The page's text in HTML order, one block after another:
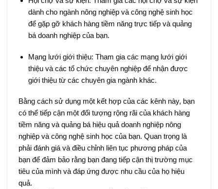
dành cho ngành nông nghiệp và công nghệ sinh học
để gặp gỡ khách hàng tiềm năng trực tiếp và quảng
bá doanh nghiệp của bạn.
Mạng lưới giới thiệu: Tham gia các mạng lưới giới
thiệu và các tổ chức chuyên nghiệp để nhận được
giới thiệu từ các chuyên gia ngành khác.
Bằng cách sử dụng một kết hợp của các kênh này, bạn
có thể tiếp cận một đối tượng rộng rãi của khách hàng
tiềm năng và quảng bá hiệu quả doanh nghiệp nông
nghiệp và công nghệ sinh học của bạn. Quan trọng là
phải đánh giá và điều chỉnh liên tục phương pháp của
bạn để đảm bảo rằng bạn đang tiếp cận thị trường mục
tiêu của mình và đáp ứng được nhu cầu của họ hiệu
quả.